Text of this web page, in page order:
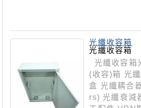
光纖收容箱
光纖收容箱
光纖收容箱
(收容)箱 光
盒 光纖耦合
rs) 光纖衰減